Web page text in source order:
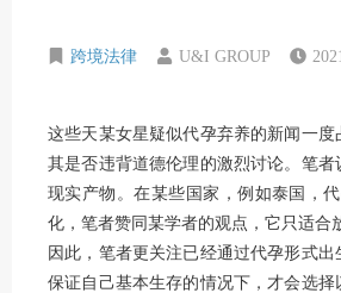
跨境法律 U&I GROUP
这些天某女星疑似代孕弃养的新闻一
其是否违背道德伦理的激烈讨论。笔
现实产物。在某些国家，例如泰国，
化，笔者赞同某学者的观点，它只适合
因此，笔者更关注已经通过代孕形式
保证自己基本生存的情况下，才会选